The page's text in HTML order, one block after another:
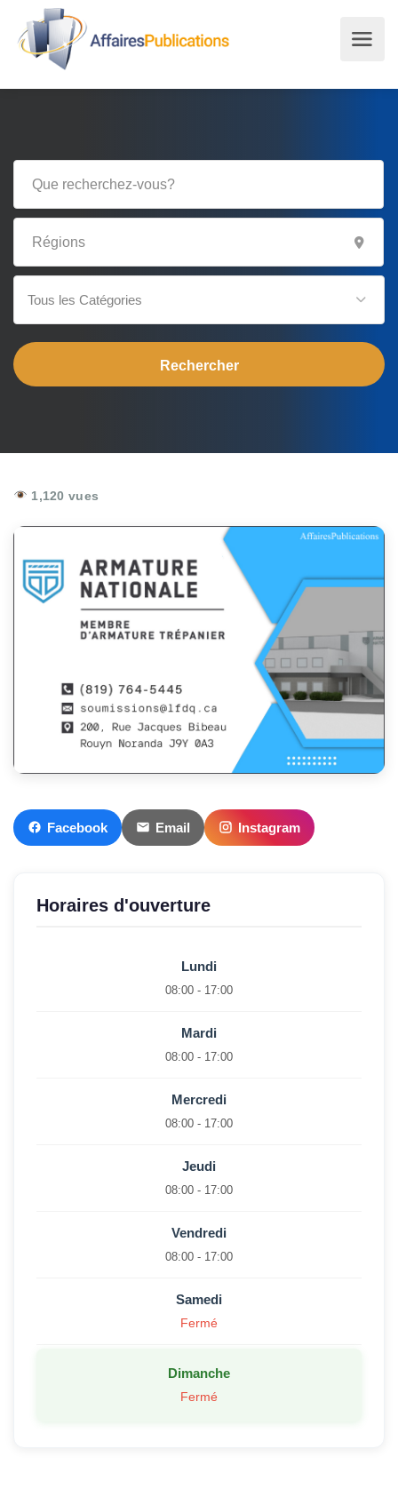
Tous les Catégories
1,120 vues
Facebook Email Instagram
Horaires d'ouverture
Lundi
08:00 - 17:00
Mardi
08:00 - 17:00
Mercredi
08:00 - 17:00
Jeudi
08:00 - 17:00
Vendredi
08:00 - 17:00
Samedi
Fermé
Dimanche
Fermé